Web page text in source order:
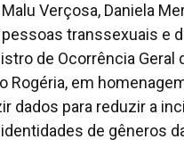
Verçosa, Daniela
transsexuais e
de Ocorrência Geral
Rogéria, em
dados para reduzir a
de gêneros